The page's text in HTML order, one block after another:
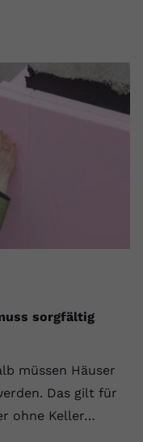
sorgfältig
müssen Häuser
Das gilt für
ohne Keller…